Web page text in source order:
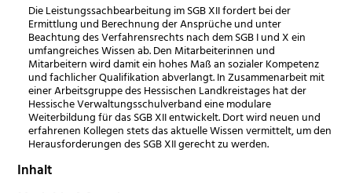
Die Leistungssachbearbeitung im SGB XII fordert bei der
Ermittlung und Berechnung der Ansprüche und unter
Beachtung des Verfahrensrechts nach dem SGB I und X ein
umfangreiches Wissen ab. Den Mitarbeiterinnen und
Mitarbeitern wird damit ein hohes Maß an sozialer Kompetenz
und fachlicher Qualifikation abverlangt. In Zusammenarbeit mit
einer Arbeitsgruppe des Hessischen Landkreistages hat der
Hessische Verwaltungsschulverband eine modulare
Weiterbildung für das SGB XII entwickelt. Dort wird neuen und
erfahrenen Kollegen stets das aktuelle Wissen vermittelt, um den
Herausforderungen des SGB XII gerecht zu werden.
Inhalt